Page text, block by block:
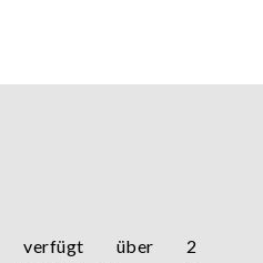
verfügt über 2